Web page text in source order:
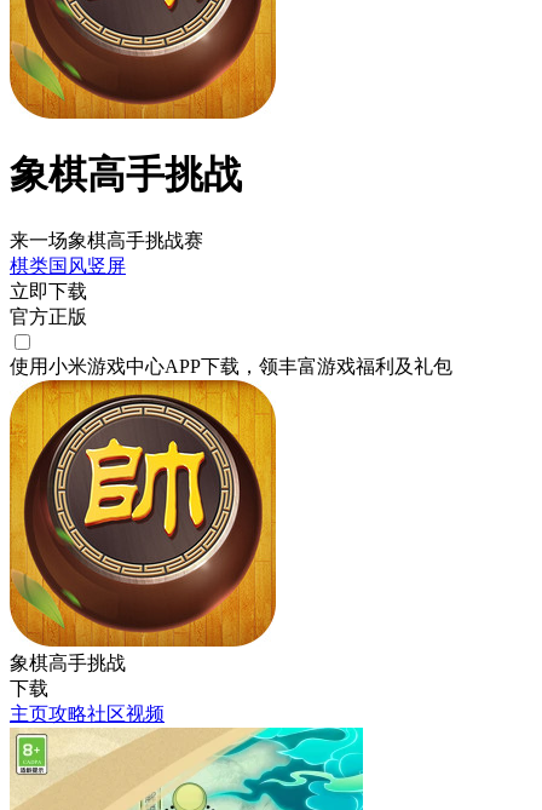
象棋高手挑战
来一场象棋高手挑战赛
棋类国风竖屏
立即下载
官方正版
使用小米游戏中心APP下载 ，领丰富游戏福利 及礼包
象棋高手挑战
下载
主页攻略社区视频